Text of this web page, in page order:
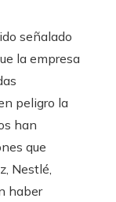
señalado
la empresa
peligro la
han
que
Nestlé,
haber